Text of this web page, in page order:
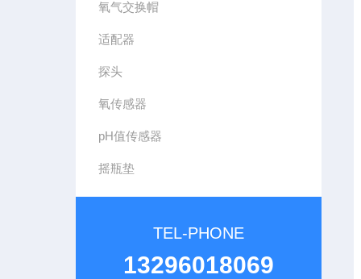
氧气交换帽
适配器
探头
氧传感器
pH值传感器
摇瓶垫
TEL-PHONE
13296018069